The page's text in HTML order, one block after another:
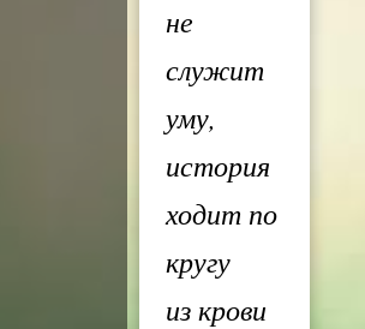
не
служит
уму,
история
ходит по
кругу
из крови